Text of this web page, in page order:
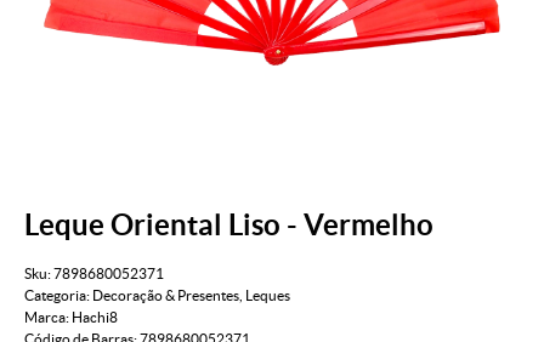
Leque Oriental Liso - Vermelho
Sku:7898680052371
Categoria: Decoração & Presentes
Leques
Marca: Hachi8